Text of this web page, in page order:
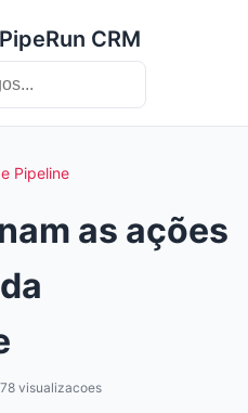
PipeRun CRM
Pipeline
as ações
visualizacoes